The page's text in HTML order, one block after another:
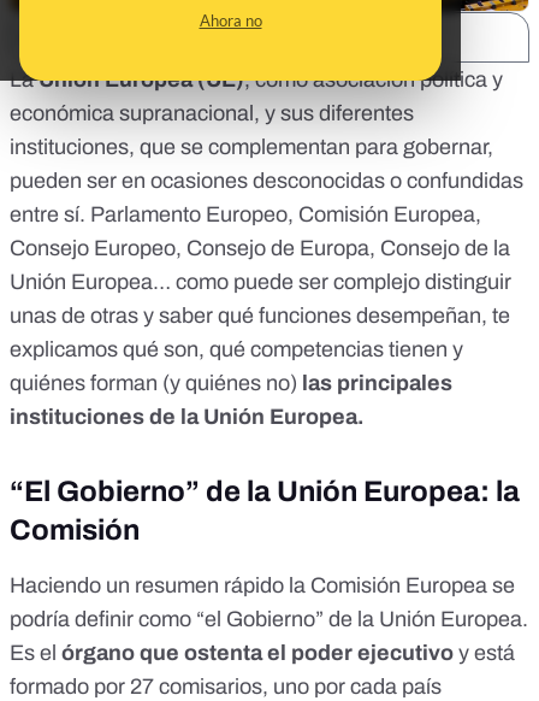
Ahora no
LaUnión Europea (UE), como asociación política y
económica supranacional, y sus diferentes
instituciones, que se complementan para gobernar,
pueden ser en ocasiones desconocidas o confundidas
entre sí. Parlamento Europeo, Comisión Europea,
Consejo Europeo, Consejo de Europa, Consejo de la
Unión Europea… como puede ser complejo distinguir
unas de otras y saber qué funciones desempeñan, te
explicamos qué son, qué competencias tienen y
quiénes forman (y quiénes no) las principales
instituciones de la Unión Europea.
“El Gobierno” de la Unión Europea: la
Comisión
Haciendo un resumen rápido la Comisión Europea se
podría definir como “el Gobierno” de la Unión Europea.
Es el órgano que ostenta el poder ejecutivo y está
formado por 27 comisarios, uno por cada país